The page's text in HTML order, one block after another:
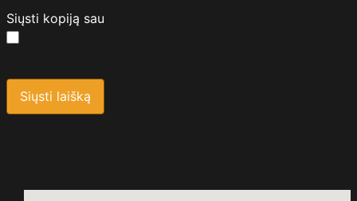
Siųsti kopiją sau
Saugos kodas
Siųsti laišką